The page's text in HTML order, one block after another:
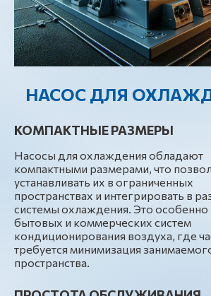
НАСОС ДЛЯ
КОМПАКТНЫЕ РАЗМЕРЫ
Насосы для охлаждения обладают
компактными размерами, что
устанавливать их в ограниченных
пространствах и интегрировать в
системы охлаждения. Это
бытовых и коммерческих систем
кондиционирования воздуха, где
требуется минимизация
пространства.